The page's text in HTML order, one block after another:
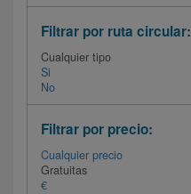
Filtrar por ruta circular:
Cualquier tipo
Si
No
Filtrar por precio:
Cualquier precio
Gratuitas
€